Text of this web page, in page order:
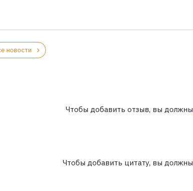
новости
Чтобы добавить отзыв, вы должны
Чтобы добавить цитату, вы должны